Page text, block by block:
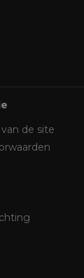
de site